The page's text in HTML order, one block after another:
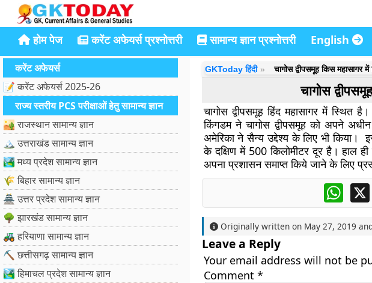
होम पेज करेंट अफेयर्स प्रश्नोत्तरी सामान्य ज्ञान प्रश्नोत्तरी English
करेंट अफेयर्स
📝 करेंट अफेयर्स 2025-26
राज्य स्तरीय PCS परीक्षाओं हेतु सामान्य ज्ञान
🏜️ राजस्थान सामान्य ज्ञान
🏔️ उत्तराखंड सामान्य ज्ञान
🏞️ मध्य प्रदेश सामान्य ज्ञान
🌾 बिहार सामान्य ज्ञान
🏯 उत्तर प्रदेश सामान्य ज्ञान
🌳 झारखंड सामान्य ज्ञान
🚜 हरियाणा सामान्य ज्ञान
⛏️ छत्तीसगढ़ सामान्य ज्ञान
🏞️ हिमाचल प्रदेश सामान्य ज्ञान
GKToday हिंदी चागोस द्वीपसमूह किस महासागर
चागोस
चागोस द्वीपसमूह हिंद महासागर में स्थित
किंगडम ने चागोस द्वीपसमूह को अपने
अमेरिका ने सैन्य उद्देश्य के लिए भी किया।
के दक्षिण में 500 किलोमीटर दूर है। हाल ही
अपना प्रशासन समाप्त किये जाने के लिए
X
Originally written on May 27, 2019
Leave a Reply
Your email address will not be
Comment *